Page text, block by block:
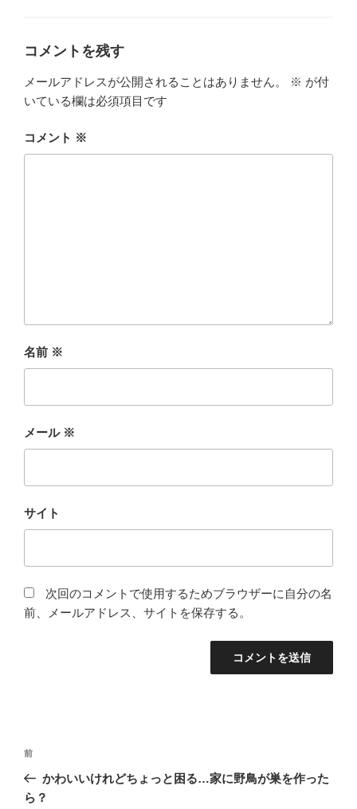
コメントを残す
メールアドレスが公開されることはありません。 ※ が付
いている欄は必須項目です
コメント ※
名前 ※
メール ※
サイト
次回のコメントで使用するためブラウザーに自分の名
前、メールアドレス、サイトを保存する。
投
ナ
前
の
投
前
かわいいけれどちょっと困る…家に野鳥が巣を作った
ら？